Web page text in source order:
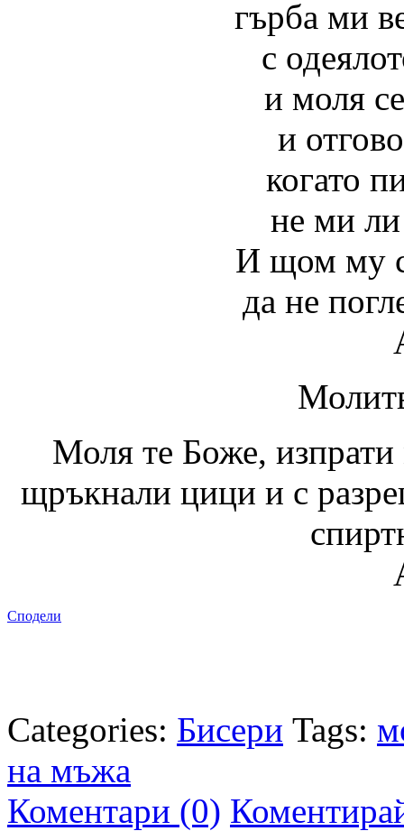
гърба ми
с
и моля
и
когато
не ми ли
И щом му
да не
Моля те Боже,
щръкнали цици и с
Сподели
Categories: Бисери Tags:
на мъжа
Коментари (0)